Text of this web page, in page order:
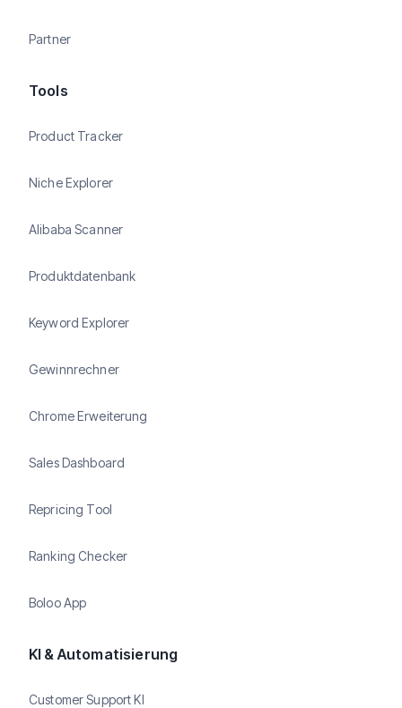
Partner
Tools
Product Tracker
Niche Explorer
Alibaba Scanner
Produktdatenbank
Keyword Explorer
Gewinnrechner
Chrome Erweiterung
Sales Dashboard
Repricing Tool
Ranking Checker
Boloo App
KI & Automatisierung
Customer Support KI